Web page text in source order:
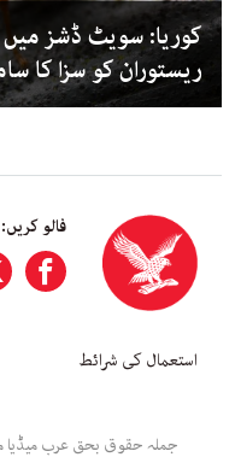
کوریا: سویٹ ڈشز میں
ریستوران کو سزا کا
فالو کریں:
استعمال کی شرائط
جملہ حقوق بحق عرب میڈیا